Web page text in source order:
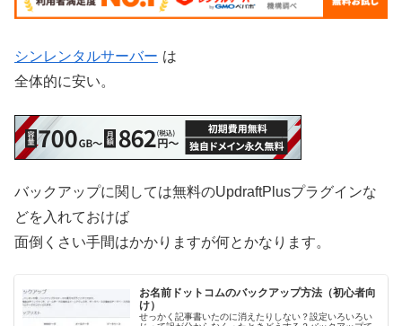
シンレンタルサーバー は
全体的に安い。
バックアップに関しては無料のUpdraftPlusプラグインな
どを入れておけば
面倒くさい手間はかかりますが何とかなります。
お名前ドットコムのバックアップ方法（初心者向
け）
せっかく記事書いたのに消えたりしない？設定いろいろい